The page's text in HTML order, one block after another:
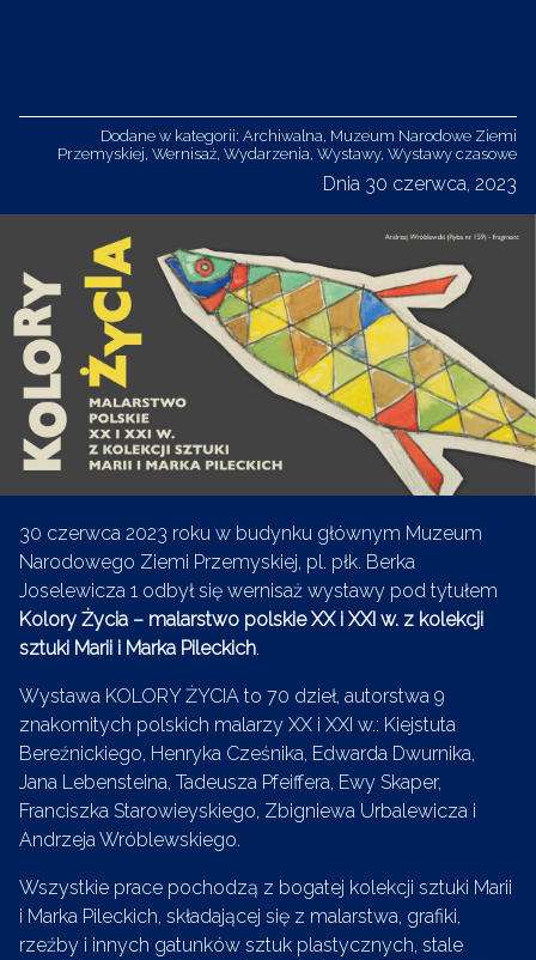
Dodane w kategorii: Archiwalna, Muzeum Narodowe Ziemi
Przemyskiej, Wernisaż, Wydarzenia, Wystawy, Wystawy czasowe
Dnia 30 czerwca, 2023
30 czerwca 2023 roku w budynku głównym Muzeum
Narodowego Ziemi Przemyskiej, pl. płk. Berka
Joselewicza 1 odbył się wernisaż wystawy pod tytułem
Kolory Życia – malarstwo polskie XX i XXI w. z kolekcji
sztuki Marii i Marka Pileckich.
Wystawa KOLORY ŻYCIA to 70 dzieł, autorstwa 9
znakomitych polskich malarzy XX i XXI w.: Kiejstuta
Bereźnickiego, Henryka Cześnika, Edwarda Dwurnika,
Jana Lebensteina, Tadeusza Pfeiffera, Ewy Skaper,
Franciszka Starowieyskiego, Zbigniewa Urbalewicza i
Andrzeja Wróblewskiego.
Wszystkie prace pochodzą z bogatej kolekcji sztuki Marii
i Marka Pileckich, składającej się z malarstwa, grafiki,
rzeźby i innych gatunków sztuk plastycznych, stale